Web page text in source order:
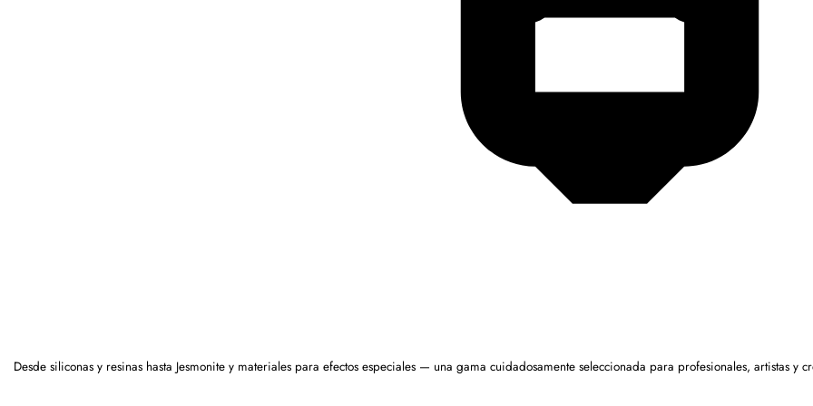
Desde siliconas y resinas hasta Jesmonite y materiales para efectos especiales — una gama cuidadosamente seleccionada para profesionales, artistas y